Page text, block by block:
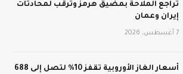
تراجع الملاحة بمضيق هرمز وترقب لمحادثات
إيران وعمان
7 أغسطس، 2026
أسعار الغاز الأوروبية تقفز 10% لتصل إلى 688